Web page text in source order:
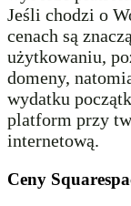
Jeśli chodzi o
cenach są
użytkowaniu,
domeny,
wydatku
platform przy
internetową.
Ceny